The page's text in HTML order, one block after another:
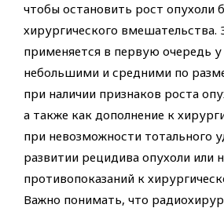
чтобы остановить рост опухоли
хирургического вмешательства.
применяется в первую очередь у
небольшими и средними по
при наличии признаков роста
а также как дополнение к
при невозможности тотального
развитии рецидива опухоли или
противопоказаний к
Важно понимать, что